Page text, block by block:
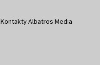
Kontakty Albatros Media